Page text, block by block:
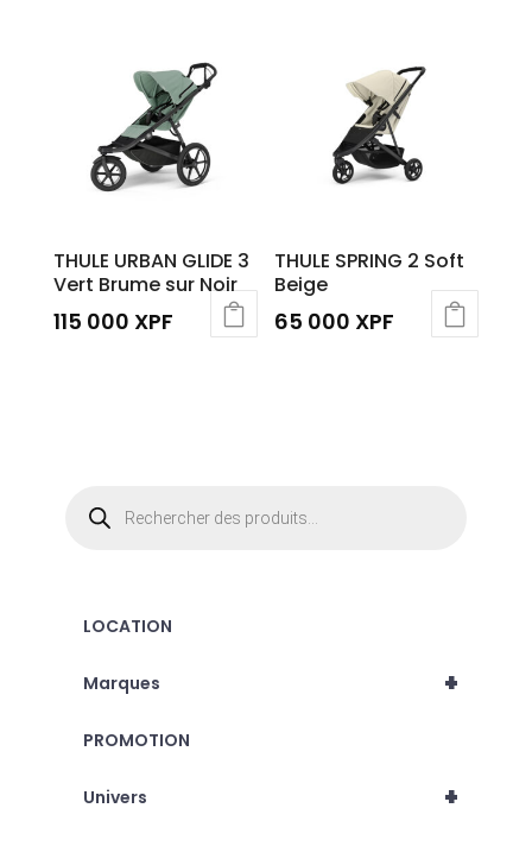
THULE URBAN GLIDE 3
Vert Brume sur Noir
115 000 XPF
THULE SPRING 2 Soft
Beige
65 000 XPF
produits
LOCATION
+
Marques
PROMOTION
+
Univers